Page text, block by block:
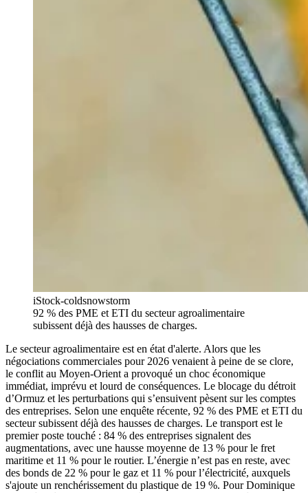
iStock-coldsnowstorm
92 % des PME et ETI du secteur agroalimentaire
subissent déjà des hausses de charges.
Le secteur agroalimentaire est en état d'alerte. Alors que les
négociations commerciales pour 2026 venaient à peine de se clore,
le conflit au Moyen-Orient a provoqué un choc économique
immédiat, imprévu et lourd de conséquences. Le blocage du détroit
d’Ormuz et les perturbations qui s’ensuivent pèsent sur les comptes
des entreprises. Selon une enquête récente, 92 % des PME et ETI du
secteur subissent déjà des hausses de charges. Le transport est le
premier poste touché : 84 % des entreprises signalent des
augmentations, avec une hausse moyenne de 13 % pour le fret
maritime et 11 % pour le routier. L’énergie n’est pas en reste, avec
des bonds de 22 % pour le gaz et 11 % pour l’électricité, auxquels
s'ajoute un renchérissement du plastique de 19 %. Pour Dominique